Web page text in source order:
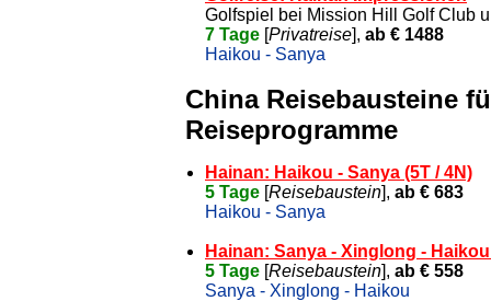
Golfspiel bei Mission Hill Golf Club
7 Tage [Privatreise], ab € 1488
Haikou - Sanya
China Reisebausteine
Reiseprogramme
Hainan: Haikou - Sanya (5T / 4N)
5 Tage [Reisebaustein], ab € 683
Haikou - Sanya
Hainan: Sanya - Xinglong - Haikou
5 Tage [Reisebaustein], ab € 558
Sanya - Xinglong - Haikou